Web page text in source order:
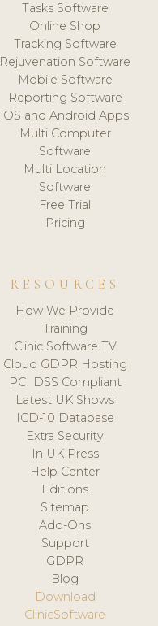
Tasks Software
Online Shop
Tracking Software
Rejuvenation Software
Mobile Software
Reporting Software
iOS and Android Apps
Multi Computer
Software
Multi Location
Software
Free Trial
Pricing
RESOURCES
How We Provide
Training
Clinic Software TV
Cloud GDPR Hosting
PCI DSS Compliant
Latest UK Shows
ICD-10 Database
Extra Security
In UK Press
Help Center
Editions
Sitemap
Add-Ons
Support
GDPR
Blog
Download
ClinicSoftware